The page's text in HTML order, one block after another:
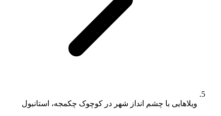
ویلاهایی با چشم انداز شهر در کوچوک چکمجه، استانبول